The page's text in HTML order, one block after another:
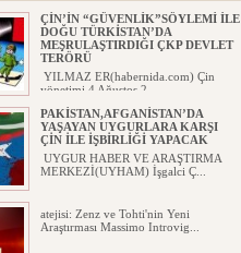
ÇİN’İN “GÜVENLİK”SÖYLEMİ İLE
DOĞU TÜRKİSTAN’DA
MEŞRULAŞTIRDIĞI ÇKP DEVLET
TERÖRÜ
YILMAZ ER(habernida.com) Çin
yönetimi 4 Ağustos 2...
PAKİSTAN,AFGANİSTAN’DA
YAŞAYAN UYGURLARA KARŞI
ÇİN İLE İŞBİRLİĞİ YAPACAK
UYGUR HABER VE ARAŞTIRMA
MERKEZİ(UYHAM) İşgalci Ç...
atejisi: Zenz ve Tohti'nin Yeni
Araştırması Massimo Introvig...